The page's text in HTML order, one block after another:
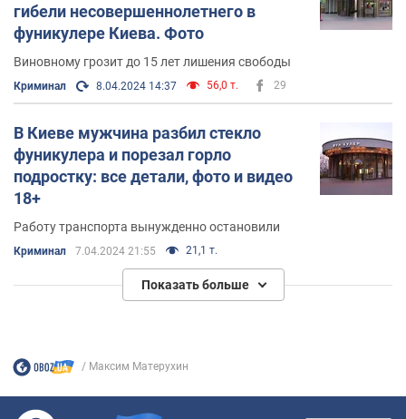
гибели несовершеннолетнего в
фуникулере Киева. Фото
Виновному грозит до 15 лет лишения свободы
Криминал 8.04.2024 14:37 56,0 т. 29
В Киеве мужчина разбил стекло
фуникулера и порезал горло
подростку: все детали, фото и видео
18+
Работу транспорта вынужденно остановили
Криминал 7.04.2024 21:55 21,1 т.
Показать больше
Максим Матерухин